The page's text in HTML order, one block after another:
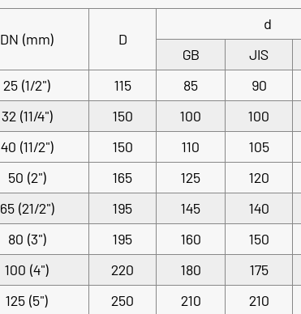
DN (mm) D
d
GB
JIS
25 (1/2")
115 85 90
32 (11/4")
150 100 100
40 (11/2")
150 110 105
50 (2")
165 125 120
65 (21/2")
195 145 140
80 (3")
195 160 150
100 (4")
220 180 175
125 (5")
250 210 210